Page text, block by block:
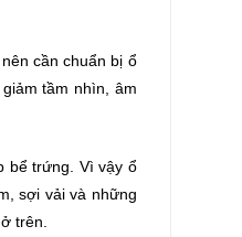
cần chuẩn bị ổ
tầm nhìn, âm
bể trứng. Vì vậy ổ
sợi vải và những
trên.